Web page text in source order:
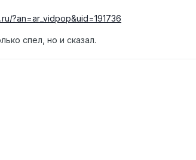
?an=ar_vidpop&uid=191736
спел, но и сказал.